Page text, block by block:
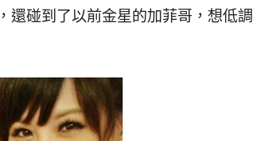
還碰到了以前金星的加菲哥，想低調